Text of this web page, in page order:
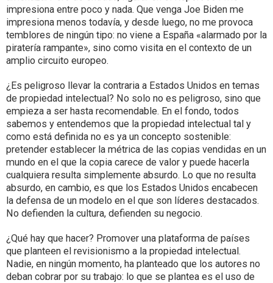
impresiona entre poco y nada. Que venga Joe Biden me
impresiona menos todavía, y desde luego, no me provoca
temblores de ningún tipo: no viene a España «alarmado por la
piratería rampante», sino como visita en el contexto de un
amplio circuito europeo.
¿Es peligroso llevar la contraria a Estados Unidos en temas
de propiedad intelectual? No solo no es peligroso, sino que
empieza a ser hasta recomendable. En el fondo, todos
sabemos y entendemos que la propiedad intelectual tal y
como está definida no es ya un concepto sostenible:
pretender establecer la métrica de las copias vendidas en un
mundo en el que la copia carece de valor y puede hacerla
cualquiera resulta simplemente absurdo. Lo que no resulta
absurdo, en cambio, es que los Estados Unidos encabecen
la defensa de un modelo en el que son líderes destacados.
No defienden la cultura, defienden su negocio.
¿Qué hay que hacer? Promover una plataforma de países
que planteen el revisionismo a la propiedad intelectual.
Nadie, en ningún momento, ha planteado que los autores no
deban cobrar por su trabajo: lo que se plantea es el uso de